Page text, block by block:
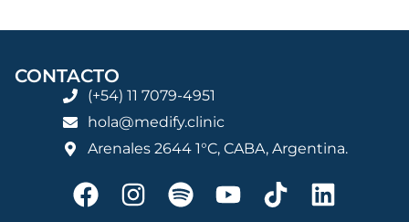
CONTACTO
(+54) 11 7079-4951
hola@medify.clinic
Arenales 2644 1°C, CABA, Argentina.